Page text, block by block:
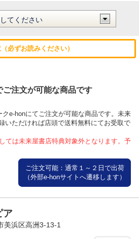
必ずお読みください）
注文が可能な商品です
e-honにてご注文が可能な商品です。未来
いただければ店頭で送料無料にてお受取で
ては未来屋書店特典対象外となります。予
ご注文可能：通常１～２日で出荷
（外部e-honサイトへ遷移します）
ア
浜区高洲3-13-1